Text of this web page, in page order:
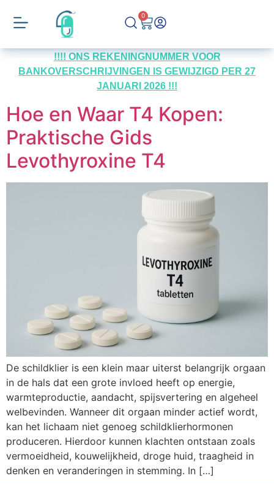
0
!!!! ONS REKENINGNUMMER VOOR
BANKOVERSCHRIJVINGEN IS GEWIJZIGD PER 27
JANUARI 2026 !!!
Hoe en Waar T4 Kopen:
Praktische Gids
Levothyroxine T4
De schildklier is een klein maar uiterst belangrijk orgaan
in de hals dat een grote invloed heeft op energie,
warmteproductie, aandacht, spijsvertering en algeheel
welbevinden. Wanneer dit orgaan minder actief wordt,
kan het lichaam niet genoeg schildklierhormonen
produceren. Hierdoor kunnen klachten ontstaan zoals
vermoeidheid, kouwelijkheid, droge huid, traagheid in
denken en veranderingen in stemming. In […]